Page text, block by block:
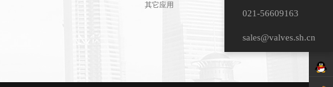
其它应用
021-56609163
sales@valves.sh.cn